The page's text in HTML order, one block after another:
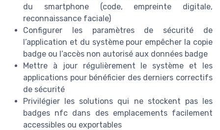
du smartphone (code, empreinte digitale,
reconnaissance faciale)
Configurer les paramètres de sécurité de
l’application et du système pour empêcher la copie
badge ou l’accès non autorisé aux données badge
Mettre à jour régulièrement le système et les
applications pour bénéficier des derniers correctifs
de sécurité
Privilégier les solutions qui ne stockent pas les
badges nfc dans des emplacements facilement
accessibles ou exportables